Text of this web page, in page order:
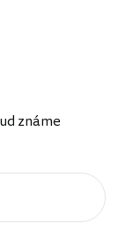
známe